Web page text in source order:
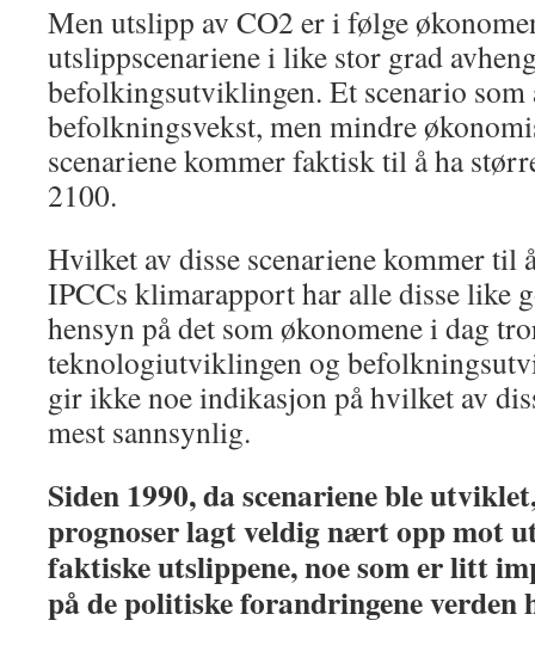
Men utslipp av CO2 er i følge
utslippscenariene i like stor grad
befolkingsutviklingen. Et scenario som
befolkningsvekst, men mindre
scenariene kommer faktisk til å ha
2100.
Hvilket av disse scenariene kommer til
IPCCs klimarapport har alle disse like
hensyn på det som økonomene i dag
teknologiutviklingen og
gir ikke noe indikasjon på hvilket av
mest sannsynlig.
Siden 1990, da scenariene ble
prognoser lagt veldig nært opp mot
faktiske utslippene, noe som er litt
på de politiske forandringene verden